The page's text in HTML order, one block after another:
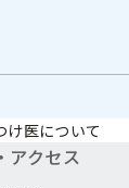
け医について
アクセス